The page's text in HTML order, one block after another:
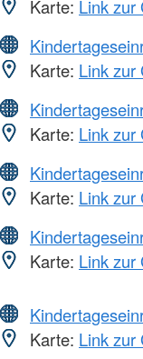
Karte: Link zur
Karte: Link zur
Karte: Link zur
Karte: Link zur
Karte: Link zur
Karte: Link zur